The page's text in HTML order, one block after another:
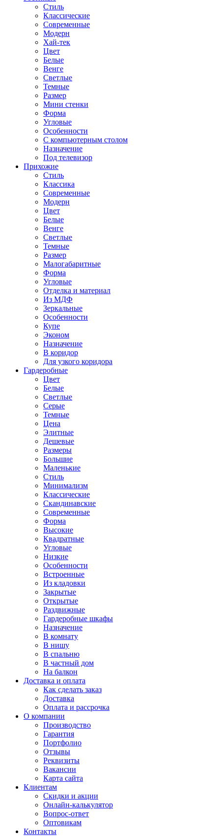
Стиль
Классические
Современные
Модерн
Хай-тек
Цвет
Белые
Венге
Светлые
Темные
Размер
Мини стенки
Форма
Угловые
Особенности
С компьютерным столом
Назначение
Под телевизор
Прихожие
Стиль
Классика
Современные
Модерн
Цвет
Белые
Венге
Светлые
Темные
Размер
Малогабаритные
Форма
Угловые
Отделка и материал
Из МДФ
Зеркальные
Особенности
Купе
Эконом
Назначение
В коридор
Для узкого коридора
Гардеробные
Цвет
Белые
Светлые
Серые
Темные
Цена
Элитные
Дешевые
Размеры
Большие
Маленькие
Стиль
Минимализм
Классические
Скандинавские
Современные
Форма
Высокие
Квадратные
Угловые
Низкие
Особенности
Встроенные
Из кладовки
Закрытые
Открытые
Раздвижные
Гардеробные шкафы
Назначение
В комнату
В нишу
В спальню
В частный дом
На балкон
Доставка и оплата
Как сделать заказ
Доставка
Оплата и рассрочка
О компании
Производство
Гарантия
Портфолио
Отзывы
Реквизиты
Вакансии
Карта сайта
Клиентам
Скидки и акции
Онлайн-калькулятор
Вопрос-ответ
Оптовикам
Контакты